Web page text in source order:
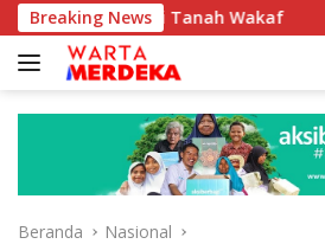
Langsung
ke
konten
Breaking News
Tanah Wakaf Hamka
Beranda Nasional